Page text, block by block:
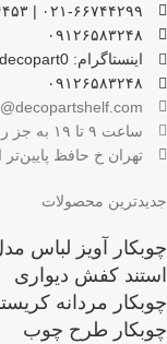
۰۲۱-۶۶۷۴۴۲۹۹ | ۰۲۱-۶۶۷۴۴۴۵۳ | ۰۲۱-۶۶۷۴۴۴۵۲
۰۹۱۲۶۵۸۳۲۴۸
اینستاگرام: decopart0
۰۹۱۲۶۵۸۳۲۴۸
ساعت ۹ تا ۱۹ به جز روزهای تعطیل
تهران خ حافظ پایین‌تر
جدیدترین محصولات
چوبکار آویز لباس
استند کفش دیواری
چوبکار مردانه
چوبکار طرح چوب